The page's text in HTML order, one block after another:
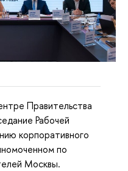
Правительства
Рабочей
корпоративного
по
Москвы.